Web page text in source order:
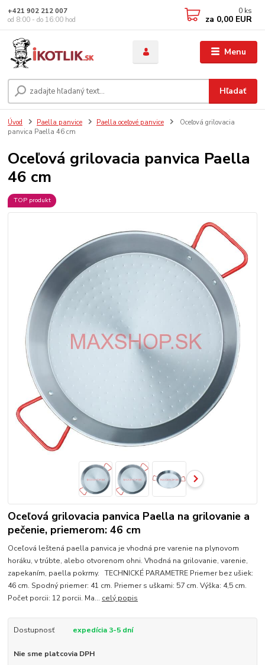
Menu
Hľadať
+421 902 212 007
od 8:00 - do 16:00 hod
0 ks
za 0,00 EUR
Úvod Paella panvice Paella oceľové panvice
Oceľová grilovacia
panvica Paella 46 cm
Oceľová grilovacia panvica Paella
46 cm
TOP produkt
Oceľová grilovacia panvica Paella na grilovanie a
pečenie, priemerom: 46 cm
Oceľová leštená paella panvica je vhodná pre varenie na plynovom
horáku, v trúbte, alebo otvorenom ohni. Vhodná na grilovanie, varenie,
zapekaním, paella pokrmy. TECHNICKÉ PARAMETRE Priemer bez ušiek:
46 cm. Spodný priemer: 41 cm. Priemer s uškami: 57 cm. Výška: 4,5 cm.
Počet porcii: 12 porcii. Ma... celý popis
Dostupnosť expedícia 3-5 dní
Nie sme platcovia DPH